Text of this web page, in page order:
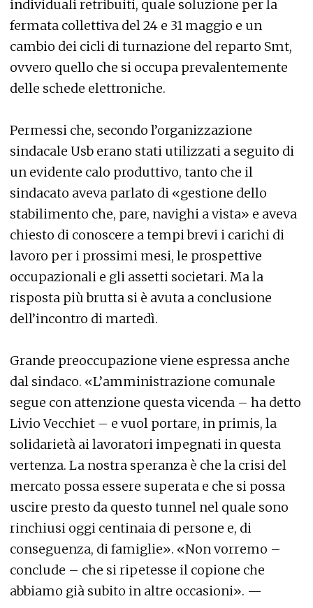
individuali retribuiti, quale soluzione per la
fermata collettiva del 24 e 31 maggio e un
cambio dei cicli di turnazione del reparto Smt,
ovvero quello che si occupa prevalentemente
delle schede elettroniche.
Permessi che, secondo l’organizzazione
sindacale Usb erano stati utilizzati a seguito di
un evidente calo produttivo, tanto che il
sindacato aveva parlato di «gestione dello
stabilimento che, pare, navighi a vista» e aveva
chiesto di conoscere a tempi brevi i carichi di
lavoro per i prossimi mesi, le prospettive
occupazionali e gli assetti societari. Ma la
risposta più brutta si è avuta a conclusione
dell’incontro di martedì.
Grande preoccupazione viene espressa anche
dal sindaco. «L’amministrazione comunale
segue con attenzione questa vicenda – ha detto
Livio Vecchiet – e vuol portare, in primis, la
solidarietà ai lavoratori impegnati in questa
vertenza. La nostra speranza è che la crisi del
mercato possa essere superata e che si possa
uscire presto da questo tunnel nel quale sono
rinchiusi oggi centinaia di persone e, di
conseguenza, di famiglie». «Non vorremo –
conclude – che si ripetesse il copione che
abbiamo già subito in altre occasioni». —